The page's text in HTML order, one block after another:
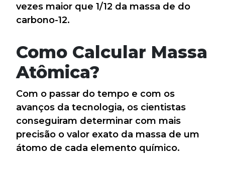
vezes maior que 1/12 da massa de do
carbono-12.
Como Calcular Massa
Atômica?
Com o passar do tempo e com os
avanços da tecnologia, os cientistas
conseguiram determinar com mais
precisão o valor exato da massa de um
átomo de cada elemento químico.